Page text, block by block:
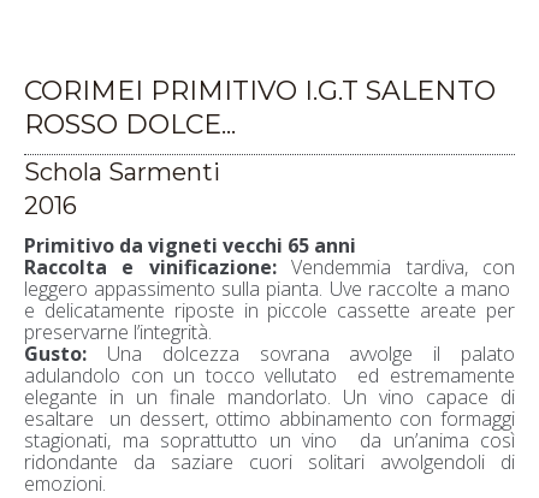
CORIMEI PRIMITIVO I.G.T SALENTO
ROSSO DOLCE...
Schola Sarmenti
2016
Primitivo da vigneti vecchi 65 anni
Raccolta e vinificazione:Vendemmia tardiva, con
leggero appassimento sulla pianta. Uve raccolte a mano
e delicatamente riposte in piccole cassette areate per
preservarne l’integrità.
Gusto: Una dolcezza sovrana avvolge il palato
adulandolo con un tocco vellutato ed estremamente
elegante in un finale mandorlato. Un vino capace di
esaltare un dessert, ottimo abbinamento con formaggi
stagionati, ma soprattutto un vino da un’anima così
ridondante da saziare cuori solitari avvolgendoli di
emozioni.